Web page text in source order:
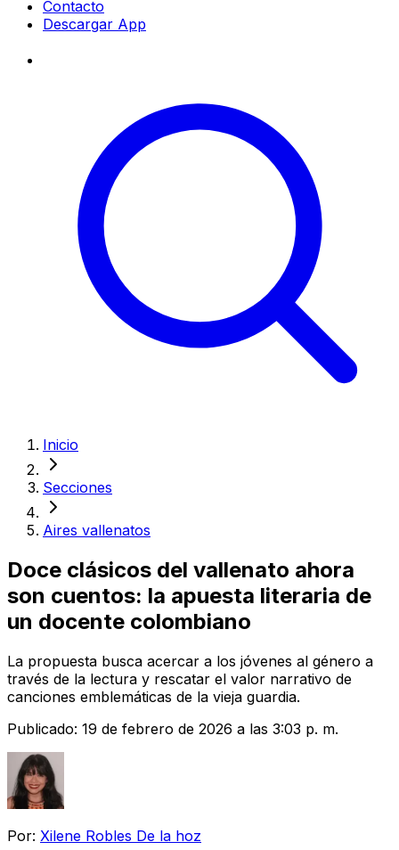
Contacto
Descargar App
Inicio
Secciones
Aires vallenatos
Doce clásicos del vallenato ahora
son cuentos: la apuesta literaria de
un docente colombiano
La propuesta busca acercar a los jóvenes al género a
través de la lectura y rescatar el valor narrativo de
canciones emblemáticas de la vieja guardia.
Publicado: 19 de febrero de 2026 a las 3:03 p. m.
Por: Xilene Robles De la hoz